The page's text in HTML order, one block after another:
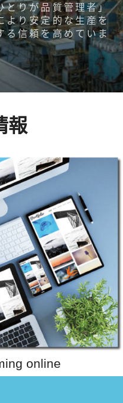
とりが品質管理者」
より安定的な生産を
る信頼を高めていま
報
online